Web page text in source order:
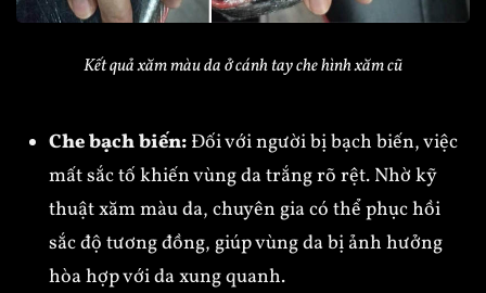
Kết quả xăm màu da ở cánh tay che hình xăm cũ
Che bạch biến: Đối với người bị bạch biến, việc
mất sắc tố khiến vùng da trắng rõ rệt. Nhờ kỹ
thuật xăm màu da, chuyên gia có thể phục hồi
sắc độ tương đồng, giúp vùng da bị ảnh hưởng
hòa hợp với da xung quanh.